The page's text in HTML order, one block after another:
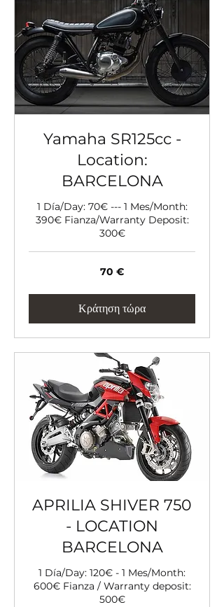
Yamaha SR125cc -
Location:
BARCELONA
1 Día/Day: 70€ --- 1 Mes/Month:
390€ Fianza/Warranty Deposit:
300€
70 €
Κράτηση τώρα
APRILIA SHIVER 750
- LOCATION
BARCELONA
1 Día/Day: 120€ - 1 Mes/Month:
600€ Fianza / Warranty deposit:
500€